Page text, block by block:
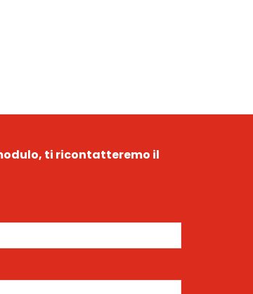
ti ricontatteremo il